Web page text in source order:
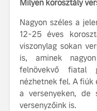
Milyen korosztály
Nagyon széles a
12-25 éves
viszonylag sokan
is, aminek
felnövekvő fiatal
nézhetnek fel. A fiúk
a versenyeken, de
versenyzőink is.
Lajvér
Milliók
Car UX
Az új
szintre